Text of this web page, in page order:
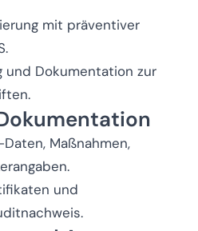
mit präventiver
und Dokumentation zur
Maßnahmen,
und